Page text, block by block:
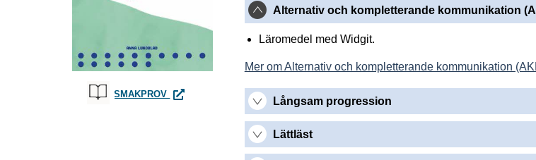
SMAKPROV KAN MATEMATIK 16 - ADDITION OCH SUBTRAKTION 0-1000
Alternativ och kompletterande kommunikation
Läromedel med Widgit.
Mer om Alternativ och kompletterande kommunikation
Långsam progression
Lättläst